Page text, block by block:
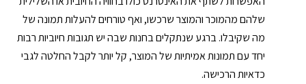
שלהם מהמוכר והמוצר שרכשו, ואף טורחים להעלות תמונה של
מה שקיבלו. ברגע שנתקלים בחנות שבה יש תגובות חיוביות רבות
יחד עם תמונות אמיתיות של המוצר, קל יותר לקבל החלטה לגבי
כדאיות הרכישה.